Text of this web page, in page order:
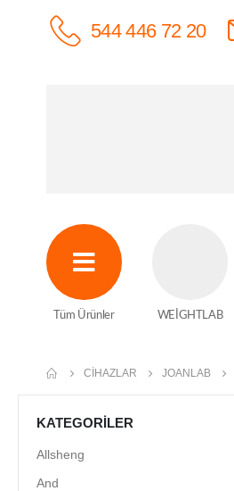
544 446 72 20
Tüm Ürünler WEİGHTLAB
CIHAZLAR JOANLAB
KATEGORILER
Allsheng
And